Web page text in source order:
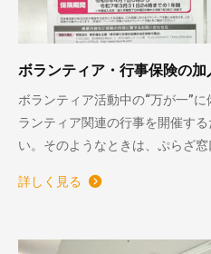
ボランティア・行事保険の
ボランティア活動中の“万が一”
ランティア関連の行事を開催す
い。そのようなときは、ぷらざ窓
詳しく見る